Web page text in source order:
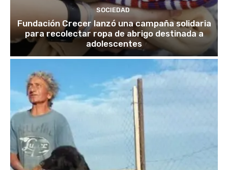
SOCIEDAD
Fundación Crecer lanzó una campaña solidaria
para recolectar ropa de abrigo destinada a
adolescentes